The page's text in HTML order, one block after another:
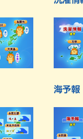
海予報